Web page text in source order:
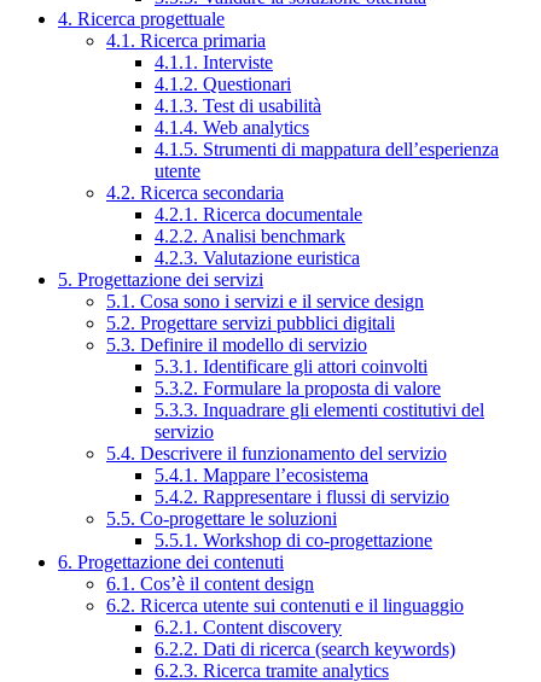
4. Ricerca progettuale
4.1. Ricerca primaria
4.1.1. Interviste
4.1.2. Questionari
4.1.3. Test di usabilità
4.1.4. Web analytics
4.1.5. Strumenti di mappatura dell’esperienza
utente
4.2. Ricerca secondaria
4.2.1. Ricerca documentale
4.2.2. Analisi benchmark
4.2.3. Valutazione euristica
5. Progettazione dei servizi
5.1. Cosa sono i servizi e il service design
5.2. Progettare servizi pubblici digitali
5.3. Definire il modello di servizio
5.3.1. Identificare gli attori coinvolti
5.3.2. Formulare la proposta di valore
5.3.3. Inquadrare gli elementi costitutivi del
servizio
5.4. Descrivere il funzionamento del servizio
5.4.1. Mappare l’ecosistema
5.4.2. Rappresentare i flussi di servizio
5.5. Co-progettare le soluzioni
5.5.1. Workshop di co-progettazione
6. Progettazione dei contenuti
6.1. Cos’è il content design
6.2. Ricerca utente sui contenuti e il linguaggio
6.2.1. Content discovery
6.2.2. Dati di ricerca (search keywords)
6.2.3. Ricerca tramite analytics